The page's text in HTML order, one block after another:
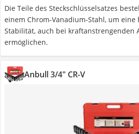
Die Teile des Steckschlüsselsatzes
einem Chrom-Vanadium-Stahl, um
Stabilität, auch bei kraftanstrengenden
ermöglichen.
Anbull 3/4" CR-V